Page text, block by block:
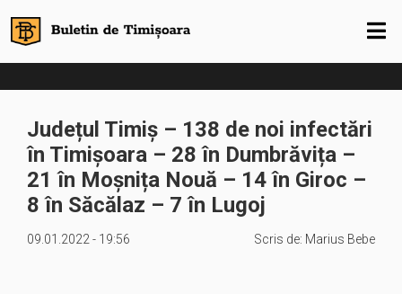
Județul Timiș – 138 de noi infectări
în Timișoara – 28 în Dumbrăvița –
21 în Moșnița Nouă – 14 în Giroc –
8 în Săcălaz – 7 în Lugoj
09.01.2022 - 19:56 Scris de: Marius Bebe